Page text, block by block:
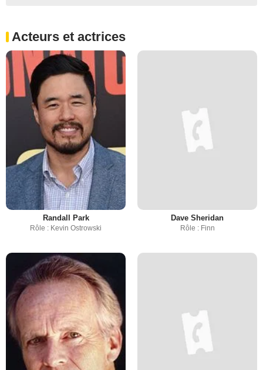
Acteurs et actrices
Randall Park
Rôle : Kevin Ostrowski
Dave Sheridan
Rôle : Finn